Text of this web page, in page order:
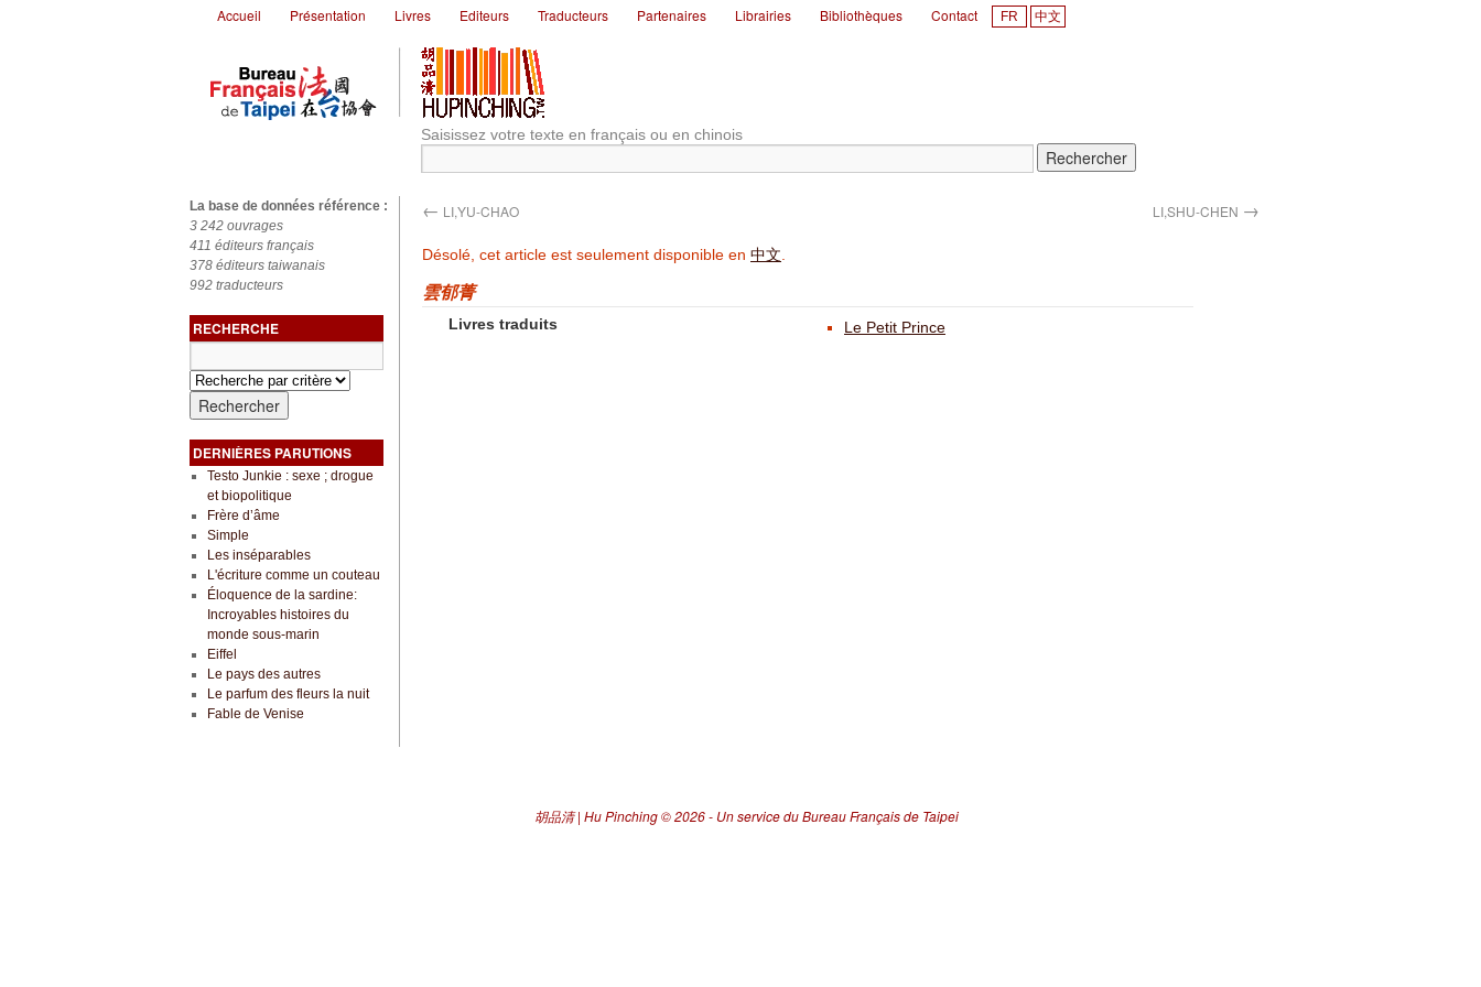
Accueil Présentation Livres Editeurs Traducteurs Partenaires Librairies Bibliothèques Contact FR 中文
Saisissez votre texte en français ou en chinois
La base de données référence :
3 242 ouvrages
411 éditeurs français
378 éditeurs taiwanais
992 traducteurs
RECHERCHE
DERNIÈRES PARUTIONS
Testo Junkie : sexe ; drogue
et biopolitique
Frère d’âme
Simple
Les inséparables
L'écriture comme un couteau
Éloquence de la sardine:
Incroyables histoires du
monde sous-marin
Eiffel
Le pays des autres
Le parfum des fleurs la nuit
Fable de Venise
← LI,YU-CHAO LI,SHU-CHEN →
Désolé, cet article est seulement disponible en 中文
雲郁菁
Livres traduits Le Petit Prince
胡品清 | Hu Pinching© 2026 - Un service du Bureau Français de Taipei